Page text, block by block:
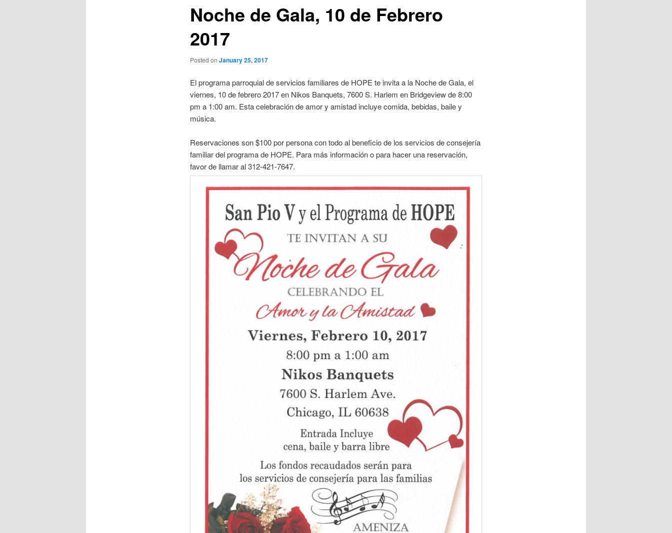
Noche de Gala, 10 de Febrero
2017
Posted on January 25, 2017
El programa parroquial de servicios familiares de HOPE te invita a la Noche de Gala, el
viernes, 10 de febrero 2017 en Nikos Banquets, 7600 S. Harlem en Bridgeview de 8:00
pm a 1:00 am. Esta celebración de amor y amistad incluye comida, bebidas, baile y
música.
Reservaciones son $100 por persona con todo al beneficio de los servicios de consejería
familiar del programa de HOPE. Para más información o para hacer una reservación,
favor de llamar al 312-421-7647.